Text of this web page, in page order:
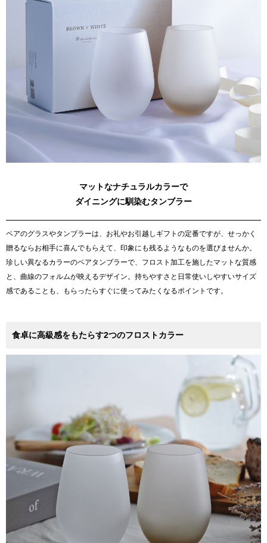
マットなナチュラルカラーで
ダイニングに馴染むタンブラー
ペアのグラスやタンブラーは、お礼やお引越しギフトの定番ですが、せっかく
贈るならお相手に喜んでもらえて、印象にも残るようなものを選びませんか。
珍しい異なるカラーのペアタンブラーで、フロスト加工を施したマットな質感
と、曲線のフォルムが映えるデザイン。持ちやすさと日常使いしやすいサイズ
感であることも、もらったらすぐに使ってみたくなるポイントです。
食卓に高級感をもたらす2つのフロストカラー